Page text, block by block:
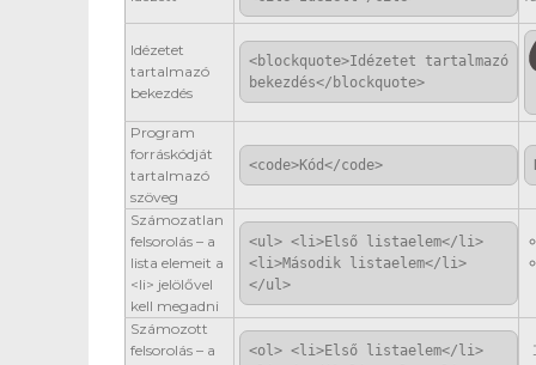
Idézetet
tartalmazó
bekezdés
<blockquote>Idézetet tartalmazó
bekezdés</blockquote>
Program
forráskódját
tartalmazó
szöveg
<code>Kód</code>
Számozatlan
felsorolás – a
lista elemeit a
<li> jelölővel
kell megadni
<ul> <li>Első listaelem</li>
<li>Második listaelem</li>
</ul>
Számozott
felsorolás – a
<ol> <li>Első listaelem</li>